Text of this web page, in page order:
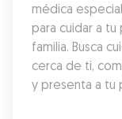
médica
para cuidar a
familia. Busca
cerca de ti,
y presenta a tu